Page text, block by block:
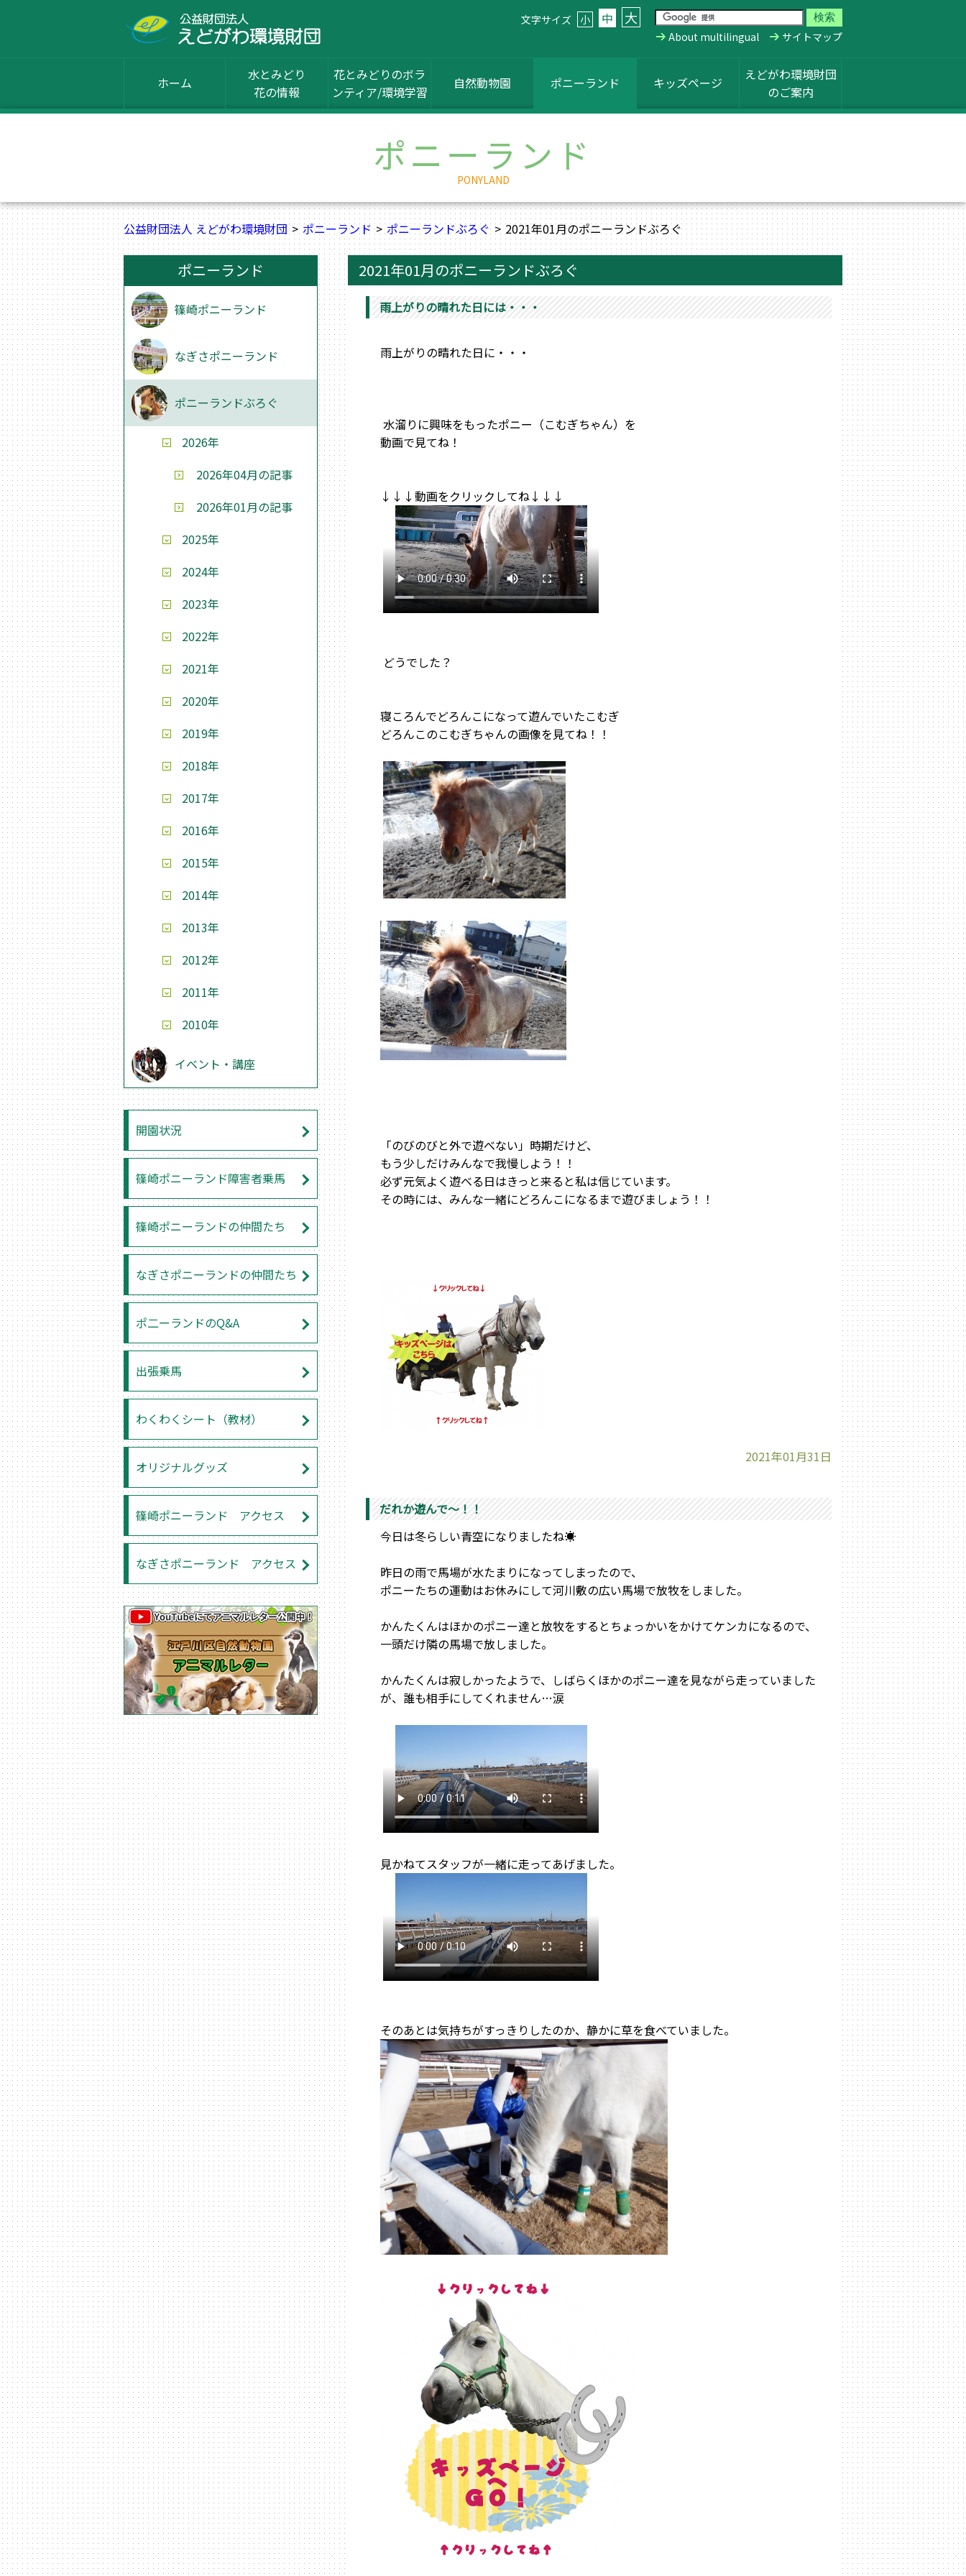
文字サイズ 小 中 大
About multilingual サイトマップ
ホーム
水とみどり
花の情報
花とみどりのボラ
ンティア/環境学習
自然動物園 ポニーランド キッズページ
えどがわ環境財団
のご案内
ポニーランド
PONYLAND
公益財団法人 えどがわ環境財団 ポニーランド ポニーランドぶろぐ 2021年01月のポニーランドぶろぐ
2021年01月のポニーランドぶろぐ
雨上がりの晴れた日には・・・
雨上がりの晴れた日に・・・
水溜りに興味をもったポニー（こむぎちゃん）を
動画で見てね！
↓↓↓動画をクリックしてね↓↓↓
どうでした？
寝ころんでどろんこになって遊んでいたこむぎ
どろんこのこむぎちゃんの画像を見てね！！
「のびのびと外で遊べない」時期だけど、
もう少しだけみんなで我慢しよう！！
必ず元気よく遊べる日はきっと来ると私は信じています。
その時には、みんな一緒にどろんこになるまで遊びましょう！！
2021年01月31日
だれか遊んで～！！
今日は冬らしい青空になりましたね☀
昨日の雨で馬場が水たまりになってしまったので、
ポニーたちの運動はお休みにして河川敷の広い馬場で放牧をしました。
かんたくんはほかのポニー達と放牧をするとちょっかいをかけてケンカになるので、
一頭だけ隣の馬場で放しました。
かんたくんは寂しかったようで、しばらくほかのポニー達を見ながら走っていました
が、誰も相手にしてくれません…涙
見かねてスタッフが一緒に走ってあげました。
そのあとは気持ちがすっきりしたのか、静かに草を食べていました。
ポニーランド
篠崎ポニーランド
なぎさポニーランド
ポニーランドぶろぐ
2026年
2026年04月の記事
2026年01月の記事
2025年
2024年
2023年
2022年
2021年
2020年
2019年
2018年
2017年
2016年
2015年
2014年
2013年
2012年
2011年
2010年
イベント・講座
開園状況
篠崎ポニーランド障害者乗馬
篠崎ポニーランドの仲間たち
なぎさポニーランドの仲間たち
ポ二ーランドのQ&A
出張乗馬
わくわくシート（教材）
オリジナルグッズ
篠崎ポニーランド アクセス
なぎさポニーランド アクセス